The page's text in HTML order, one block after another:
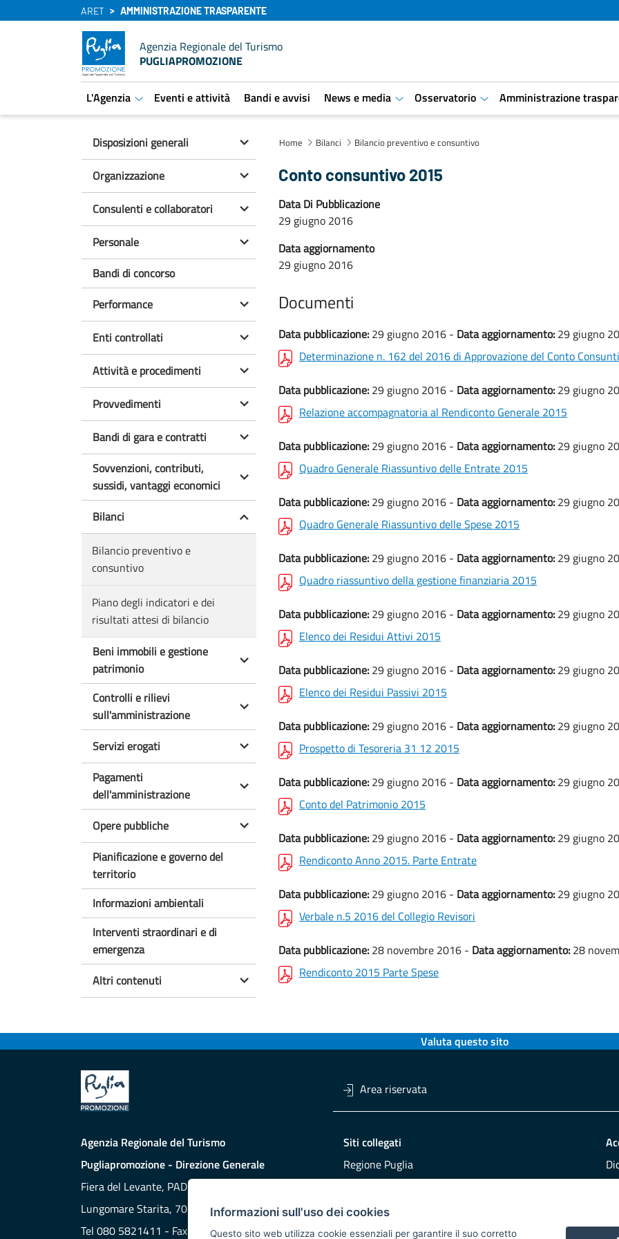
Informazioni sull'uso dei cookies
Questo sito web utilizza cookie essenziali per garantire il suo corretto
ARET AMMINISTRAZIONE TRASPARENTE
Agenzia Regionale del Turismo
PUGLIAPROMOZIONE
L'Agenzia
aret.open.submenu
Eventi e attività Bandi e avvisi News e media
aret.open.submenu
Osservatorio
aret.open.submenu
Amministrazione
Disposizioni generali
Organizzazione
Consulenti e collaboratori
Personale
Bandi di concorso
Performance
Enti controllati
Attività e procedimenti
Provvedimenti
Bandi di gara e contratti
Sovvenzioni, contributi,
sussidi, vantaggi economici
Bilanci
Bilancio preventivo e
consuntivo
Piano degli indicatori e dei
risultati attesi di bilancio
Beni immobili e gestione
patrimonio
Controlli e rilievi
sull'amministrazione
Servizi erogati
Pagamenti
dell'amministrazione
Opere pubbliche
Pianificazione e governo del
territorio
Informazioni ambientali
Interventi straordinari e di
emergenza
Altri contenuti
Home Bilanci Bilancio preventivo e consuntivo
Conto consuntivo 2015
Data Di Pubblicazione
29 giugno 2016
Data aggiornamento
29 giugno 2016
Documenti
Data pubblicazione: 29 giugno 2016 - Data aggiornamento: 29 giugno
Determinazione n. 162 del 2016 di Approvazione del Conto
Data pubblicazione: 29 giugno 2016 - Data aggiornamento: 29 giugno
Relazione accompagnatoria al Rendiconto Generale 2015
Data pubblicazione: 29 giugno 2016 - Data aggiornamento: 29 giugno
Quadro Generale Riassuntivo delle Entrate 2015
Data pubblicazione: 29 giugno 2016 - Data aggiornamento: 29 giugno
Quadro Generale Riassuntivo delle Spese 2015
Data pubblicazione: 29 giugno 2016 - Data aggiornamento: 29 giugno
Quadro riassuntivo della gestione finanziaria 2015
Data pubblicazione: 29 giugno 2016 - Data aggiornamento: 29 giugno
Elenco dei Residui Attivi 2015
Data pubblicazione: 29 giugno 2016 - Data aggiornamento: 29 giugno
Elenco dei Residui Passivi 2015
Data pubblicazione: 29 giugno 2016 - Data aggiornamento: 29 giugno
Prospetto di Tesoreria 31 12 2015
Data pubblicazione: 29 giugno 2016 - Data aggiornamento: 29 giugno
Conto del Patrimonio 2015
Data pubblicazione: 29 giugno 2016 - Data aggiornamento: 29 giugno
Rendiconto Anno 2015. Parte Entrate
Data pubblicazione: 29 giugno 2016 - Data aggiornamento: 29 giugno
Verbale n.5 2016 del Collegio Revisori
Data pubblicazione: 28 novembre 2016 - Data aggiornamento: 28
Rendiconto 2015 Parte Spese
Valuta questo sito
Area riservata
Agenzia Regionale del Turismo
Pugliapromozione - Direzione Generale
Fiera del Levante, PAD. 172
Lungomare Starita, 70132 BARI
Tel 080 5821411 - Fax 080 5821429
Siti collegati
Regione Puglia
DMS Puglia
Buy Puglia